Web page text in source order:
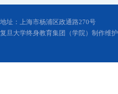
地址：上海市杨浦区政通路270号
复旦大学终身教育集团（学院）制作维护